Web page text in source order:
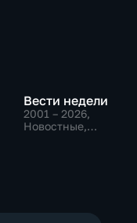
Вести недели
2001 – 2026,
Новостные,